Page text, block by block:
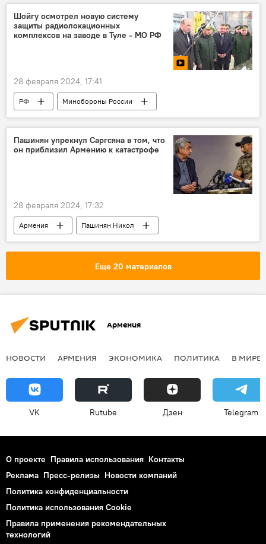
Шойгу осмотрел новую систему
защиты радиолокационных
комплексов на заводе в Туле - МО РФ
28 февраля 2024, 17:41
РФ
Минобороны России
Сергей Шойгу
защита
система
Пашинян упрекнул Саргсяна в том, что
он приблизил Армению к катастрофе
28 февраля 2024, 17:32
Армения
Пашинян Никол
Серж Саргсян
Политика
Еще 20 материалов
Армения
НОВОСТИ АРМЕНИЯ ЭКОНОМИКА ПОЛИТИКА В МИРЕ
VK Rutube Дзен Telegram
О проекте Правила использования Контакты
Реклама Пресс-релизы Новости компаний
Политика конфиденциальности
Политика использования Cookie
Правила применения рекомендательных
технологий